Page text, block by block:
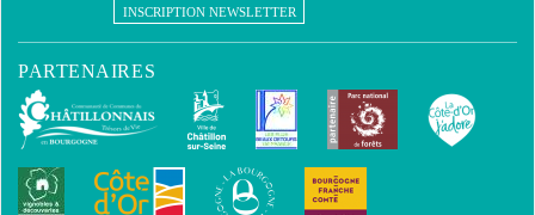
INSCRIPTION NEWSLETTER
PARTENAIRES